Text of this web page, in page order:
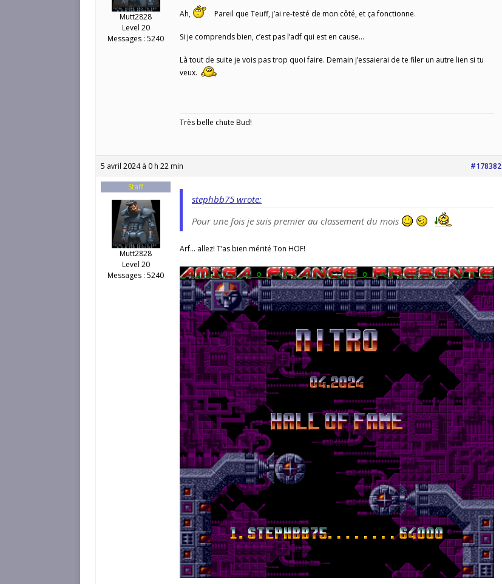
Mutt2828
Level 20
Messages : 5240
Ah, Pareil que Teuff, j’ai re-testé de mon côté, et ça fonctionne.
Si je comprends bien, c’est pas l’adf qui est en cause…
Là tout de suite je vois pas trop quoi faire. Demain j’essaierai de te filer un autre lien si tu
veux.
Très belle chute Bud!
5 avril 2024 à 0 h 22 min
#178382
Staff
Mutt2828
Level 20
Messages : 5240
stephbb75 wrote:
Pour une fois je suis premier au classement du mois
Arf… allez! T’as bien mérité Ton HOF!